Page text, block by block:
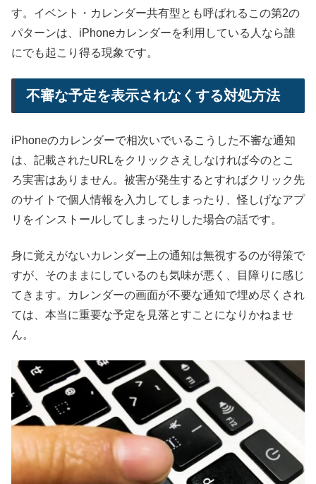
す。イベント・カレンダー共有型とも呼ばれるこの第2の
パターンは、iPhoneカレンダーを利用している人なら誰
にでも起こり得る現象です。
不審な予定を表示されなくする対処方法
iPhoneのカレンダーで相次いでいるこうした不審な通知
は、記載されたURLをクリックさえしなければ今のとこ
ろ実害はありません。被害が発生するとすればクリック先
のサイトで個人情報を入力してしまったり、怪しげなアプ
リをインストールしてしまったりした場合の話です。
身に覚えがないカレンダー上の通知は無視するのが得策で
すが、そのままにしているのも気味が悪く、目障りに感じ
てきます。カレンダーの画面が不要な通知で埋め尽くされ
ては、本当に重要な予定を見落とすことになりかねませ
ん。